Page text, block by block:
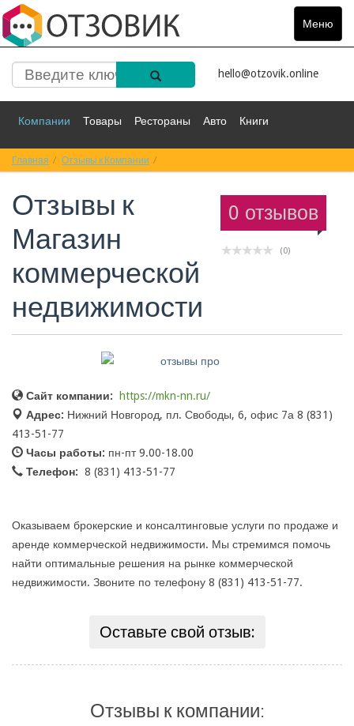
Меню
Toggle
hello@otzovik.online
Компании Товары Рестораны Авто Книги
Спорт Фильмы Деньги
Красота Здоровье
Главная Отзывы к Компании
0 отзывов
(0)
Отзывы к
Магазин
коммерческой
недвижимости
Сайт компании:
https://mkn-nn.ru/
Адрес: Нижний Новгород, пл. Свободы, 6, офис 7а 8 (831)
413-51-77
Часы работы: пн-пт 9.00-18.00
Телефон: 8 (831) 413-51-77
Оказываем брокерские и консалтинговые услуги по продаже и
аренде коммерческой недвижимости. Мы стремимся помочь
найти оптимальные решения на рынке коммерческой
недвижимости. Звоните по телефону 8 (831) 413-51-77.
Оставьте свой отзыв:
Отзывы к компании: